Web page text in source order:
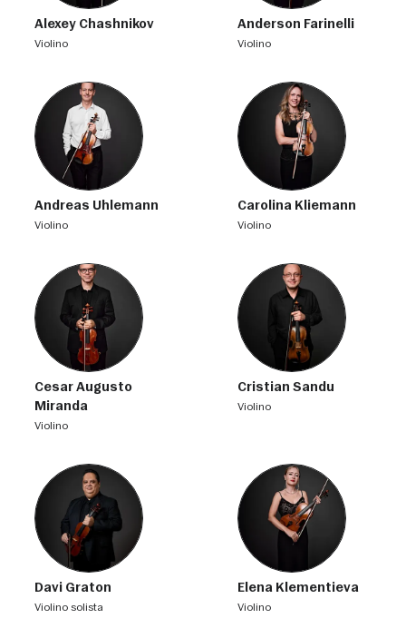
Alexey Chashnikov
violino
Anderson Farinelli
violino
Andreas Uhlemann
violino
Carolina Kliemann
violino
Cesar Augusto
Miranda
violino
Cristian Sandu
violino
Davi Graton
violino solista
Elena Klementieva
violino